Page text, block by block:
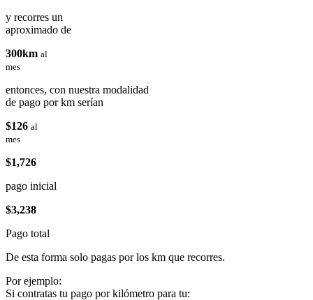
y recorres un
aproximado de
300km al
mes
entonces, con nuestra modalidad
de pago por km serían
$126 al
mes
$1,726
pago inicial
$3,238
Pago total
De esta forma solo pagas por los km que recorres.
Por ejemplo:
Si contratas tu pago por kilómetro para tu: